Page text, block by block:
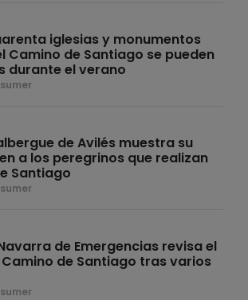
iglesias y monumentos
Camino de Santiago se pueden
durante el verano
de Avilés muestra su
a los peregrinos que realizan
Santiago
de Emergencias revisa el
de Santiago tras varios